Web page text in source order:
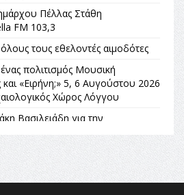
Πέλλας Στάθη
FM 103,3
τους εθελοντές αιμοδότες
πολιτισμός Μουσική
«Ειρήνη;» 5, 6 Αυγούστου 2026
Χώρος Λόγγου
Βασιλειάδη για την
«Σε τέτοιες κορυφαίες
υπάρχει μόνο η ευθύνη απέναντι
ΠΑΟΚ στον δεύτερο γύρο του